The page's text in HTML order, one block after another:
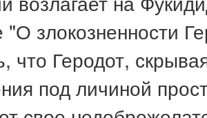
"О злокозненности
что Геродот,
под личиной